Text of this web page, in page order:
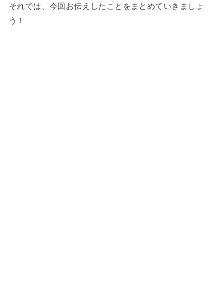
それでは、今回お伝えしたことをまとめていきましょ
う！